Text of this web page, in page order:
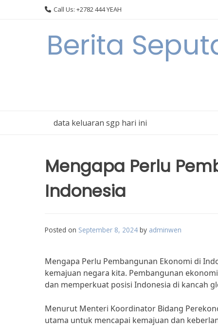
Call Us: +2782 444 YEAH
Berita
data keluaran sgp hari ini
Mengapa Perlu
Indonesia
Posted on September 8, 2024 by adminwen
Mengapa Perlu Pembangunan Ekonomi di
kemajuan negara kita. Pembangunan
dan memperkuat posisi Indonesia di kancah
Menurut Menteri Koordinator Bidang
utama untuk mencapai kemajuan dan